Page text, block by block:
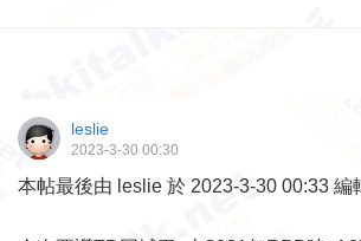
leslie
2023-3-30 00:30
本帖最後由 leslie 於 2023-3-30 00:33 編